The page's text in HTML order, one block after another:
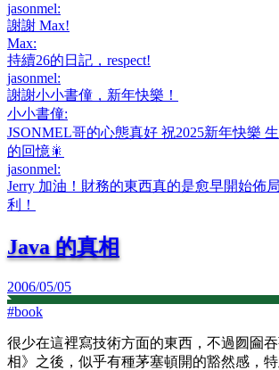
jasonmel:
謝謝 Max!
Max:
持續26的日記，respect!
jasonmel:
謝謝小小書僮，新年快樂！
小小書僮:
JSONMEL哥的心態真好 祝2025新年快樂
的回憶🎇
jasonmel:
Jerry 加油！財務的東西真的是愈早開始佈
利！
Java 的真相
2006/05/05
#book
很少在這裡寫技術方面的東西，不過囫圇
相》之後，似乎有種茅塞頓開的豁然感，